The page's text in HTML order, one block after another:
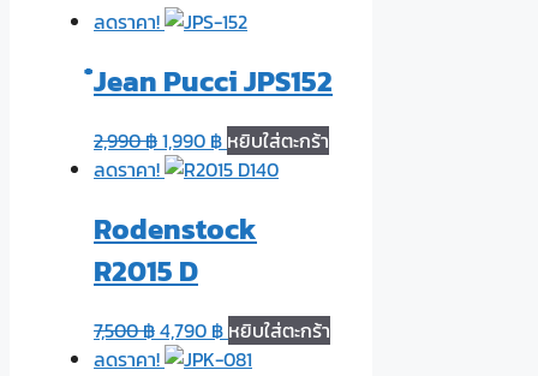
ลดราคา!
๋Jean Pucci JPS152
2,990฿1,990 ฿ หยิบใส่ตะกร้า
ลดราคา!
Rodenstock
R2015 D
7,500฿4,790 ฿ หยิบใส่ตะกร้า
ลดราคา!